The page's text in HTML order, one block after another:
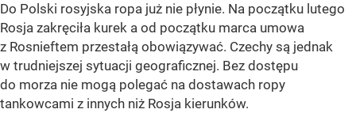
Do Polski rosyjska ropa już nie płynie. Na początku lutego
Rosja zakręciła kurek a od początku marca umowa
z Rosnieftem przestałą obowiązywać. Czechy są jednak
w trudniejszej sytuacji geograficznej. Bez dostępu
do morza nie mogą polegać na dostawach ropy
tankowcami z innych niż Rosja kierunków.